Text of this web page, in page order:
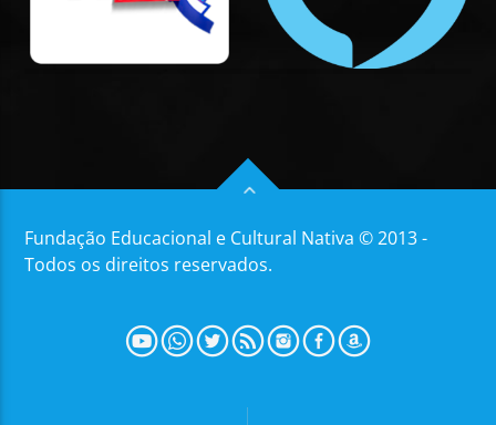
Fundação Educacional e Cultural Nativa © 2013 -
Todos os direitos reservados.